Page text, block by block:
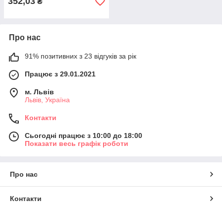
Про нас
91% позитивних з 23 відгуків за рік
Працює з 29.01.2021
м. Львів
Львів, Україна
Контакти
Сьогодні працює з 10:00 до 18:00
Показати весь графік роботи
Про нас
Контакти